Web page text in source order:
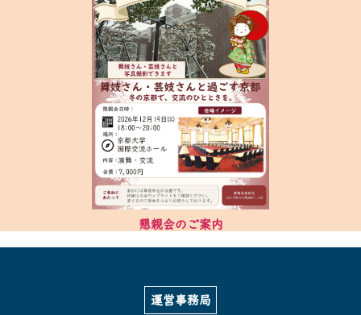
懇親会のご案内
運営事務局